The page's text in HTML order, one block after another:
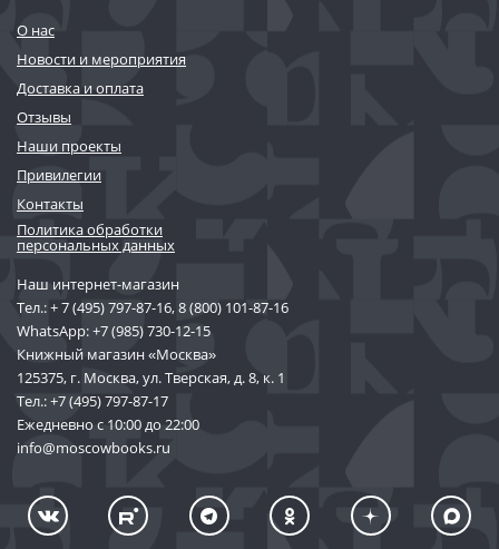
О нас
Новости и мероприятия
Доставка и оплата
Отзывы
Наши проекты
Привилегии
Контакты
Политика обработки
персональных данных
Наш интернет-магазин
Тел.:+ 7 (495) 797-87-16,8 (800) 101-87-16
WhatsApp:+7 (985) 730-12-15
Книжный магазин «Москва»
125375, г. Москва, ул. Тверская, д. 8, к. 1
Тел.:+7 (495) 797-87-17
Ежедневно с 10:00 до 22:00
info@moscowbooks.ru